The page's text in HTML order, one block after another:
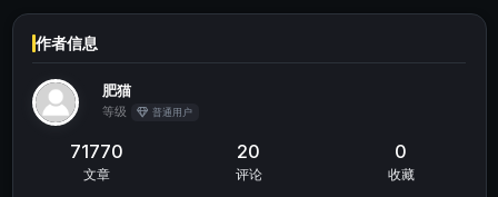
作者信息
肥猫
等级 普通用户
71770
文章
20
评论
0
收藏